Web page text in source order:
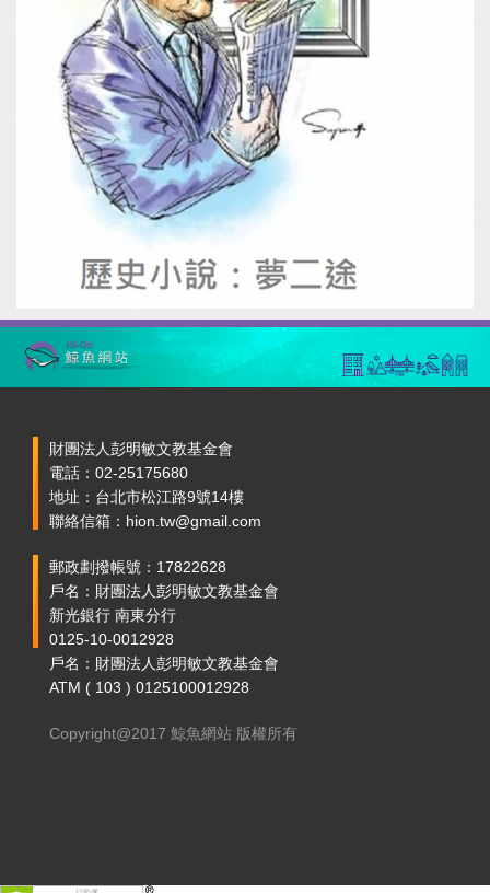
財團法人彭明敏文教基金會
電話：02-25175680
地址：台北市松江路9號14樓
聯絡信箱：hion.tw@gmail.com
郵政劃撥帳號：17822628
戶名：財團法人彭明敏文教基金會
新光銀行 南東分行
0125-10-0012928
戶名：財團法人彭明敏文教基金會
ATM ( 103 ) 0125100012928
Copyright@2017 鯨魚網站 版權所有